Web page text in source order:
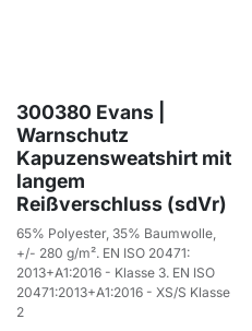
300380 Evans |
Warnschutz
Kapuzensweatshirt mit
langem
Reißverschluss (sdVr)
65% Polyester, 35% Baumwolle,
+/- 280 g/m². EN ISO 20471:
2013+A1:2016 - Klasse 3. EN ISO
20471:2013+A1:2016 - XS/S Klasse
2